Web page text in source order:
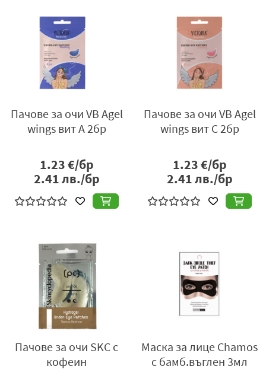
Пачове за очи VB Agel
wings вит A 2бр
1.23€/бр
2.41лв./бр
Пачове за очи VB Agel
wings вит C 2бр
1.23€/бр
2.41лв./бр
Пачове за очи SKC с
кофеин
Маска за лице Chamos
с бамб.въглен 3мл